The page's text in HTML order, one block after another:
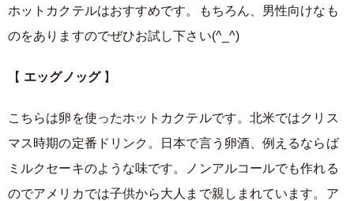
ホットカクテルはおすすめです。もちろん、男性向けなも
のをありますのでぜひお試し下さい(^_^)
【 エッグノッグ 】
こちらは卵を使ったホットカクテルです。北米ではクリス
マス時期の定番ドリンク。日本で言う卵酒、例えるならば
ミルクセーキのような味です。ノンアルコールでも作れる
のでアメリカでは子供から大人まで親しまれています。ア